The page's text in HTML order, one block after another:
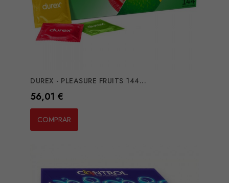
DUREX - PLEASURE FRUITS 144...
Preço
56,01 €
COMPRAR